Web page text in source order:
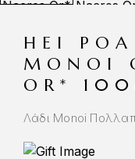
HEI
MONOI
OR*
Λάδι Monoi